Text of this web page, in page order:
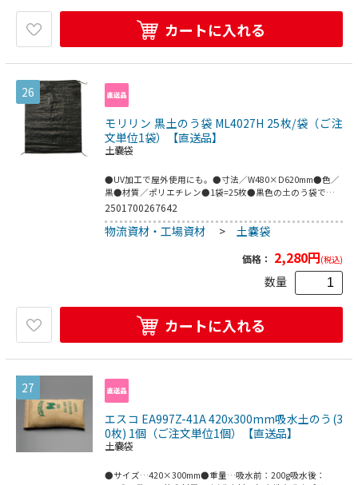
カートに入れる
26
モリリン 黒土のう袋 ML4027H 25枚/袋（ご注
文単位1袋）【直送品】
土嚢袋
●UV加工で屋外使用にも。●寸法／W480×D620mm●色／
黒●材質／ポリエチレン●1袋=25枚●黒色の土のう袋で
す。
2501700267642
物流資材・工場資材 > 土嚢袋
価格： 2,280円(税込)
数量
カートに入れる
27
エスコ EA997Z-41A 420x300mm吸水土のう(3
0枚) 1個（ご注文単位1個）【直送品】
土嚢袋
●サイズ…420×300mm●重量…吸水前：200g吸水後：